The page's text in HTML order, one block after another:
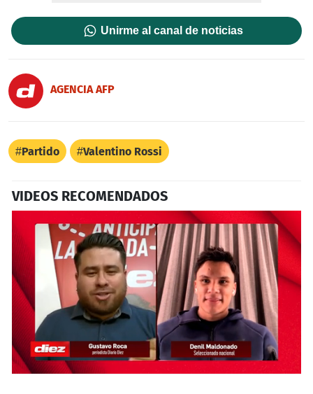
Unirme al canal de noticias
AGENCIA AFP
Partido Valentino Rossi
VIDEOS RECOMENDADOS